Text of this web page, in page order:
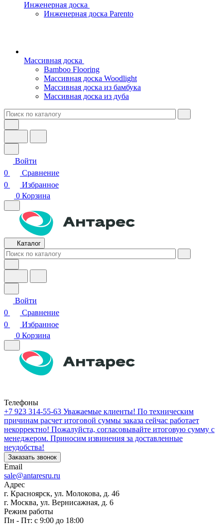
Инженерная доска
Инженерная доска Parento
Массивная доска
Bamboo Flooring
Массивная доска Woodlight
Массивная доска из бамбука
Массивная доска из дуба
Войти
0
Сравнение
0
Избранное
0 Корзина
Каталог
Войти
0
Сравнение
0
Избранное
0 Корзина
Телефоны
+7 923 314-55-63 Уважаемые клиенты! По техническим
причинам расчет итоговой суммы заказа сейчас работает
некорректно! Пожалуйста, согласовывайте итоговую сумму с
менеджером. Приносим извинения за доставленные
неудобства!
Заказать звонок
Email
sale@antaresru.ru
Адрес
г. Красноярск, ул. Молокова, д. 46
г. Москва, ул. Вернисажная, д. 6
Режим работы
Пн - Пт: с 9:00 до 18:00